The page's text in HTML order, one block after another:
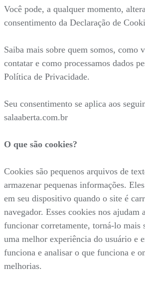
Você pode, a qualquer momento,
consentimento da Declaração de
Saiba mais sobre quem somos, como
contatar e como processamos dados
Política de Privacidade.
Seu consentimento se aplica aos
salaaberta.com.br
O que são cookies?
Cookies são pequenos arquivos de
armazenar pequenas informações.
em seu dispositivo quando o site é
navegador. Esses cookies nos ajudam
funcionar corretamente, torná-lo mais
uma melhor experiência do usuário e
funciona e analisar o que funciona e
melhorias.